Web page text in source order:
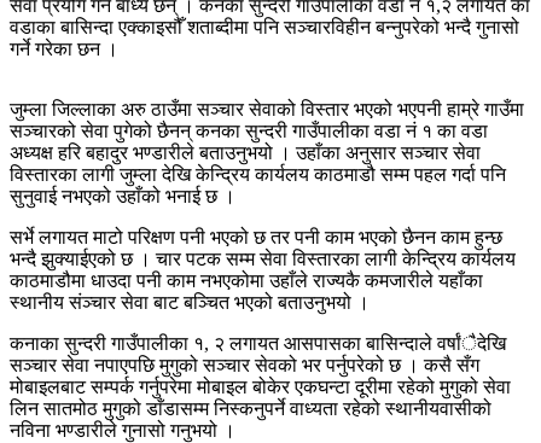
सेवा प्रयोग गर्न बाध्य छन् । कनका सुन्दरी गाउँपालीका वडा नं १,२ लगायत का
वडाका बासिन्दा एक्काइसौँ शताब्दीमा पनि सञ्चारविहीन बन्नुपरेको भन्दै गुनासो
गर्ने गरेका छन ।
जुम्ला जिल्लाका अरु ठाउँमा सञ्चार सेवाको विस्तार भएको भएपनी हाम्रे गाउँमा
सञ्चारको सेवा पुगेको छैनन् कनका सुन्दरी गाउँपालीका वडा नं १ का वडा
अध्यक्ष हरि बहादुर भण्डारीले बताउनुभयो । उहाँका अनुसार सञ्चार सेवा
विस्तारका लागी जुम्ला देखि केन्द्रिय कार्यलय काठमाडौ सम्म पहल गर्दा पनि
सुनुवाई नभएको उहाँको भनाई छ ।
सर्भे लगायत माटो परिक्षण पनी भएको छ तर पनी काम भएको छैनन काम हुन्छ
भन्दै झुक्याईएको छ । चार पटक सम्म सेवा विस्तारका लागी केन्द्रिय कार्यलय
काठमाडौमा धाउदा पनी काम नभएकोमा उहाँले राज्यकै कमजारीले यहाँका
स्थानीय संञ्चार सेवा बाट बञ्चित भएको बताउनुभयो ।
कनाका सुन्दरी गाउँपालीका १, २ लगायत आसपासका बासिन्दाले वर्षांैदेखि
सञ्चार सेवा नपाएपछि मुगुको सञ्चार सेवको भर पर्नुपरेको छ । कसै सँग
मोबाइलबाट सम्पर्क गर्नुपरेमा मोबाइल बोकेर एकघन्टा दूरीमा रहेको मुगुको सेवा
लिन सातमोठ मुगुको डाँडासम्म निस्कनुपर्ने वाध्यता रहेको स्थानीयवासीको
नविना भण्डारीले गुनासो गनुभयो ।